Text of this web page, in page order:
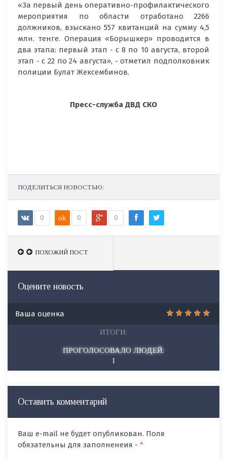
«За первый день оперативно-профилактического
мероприятия по области отработано 2266
должников, взыскано 557 квитанций на сумму 4,5
млн. тенге. Операция «Борышкер» проводится в
два этапа: первый этап - с 8 по 10 августа, второй
этап - с 22 по 24 августа», - отметил подполковник
полиции Булат Жексембинов.
Пресс-служба ДВД СКО
ПОДЕЛИТЬСЯ НОВОСТЬЮ:
0 ok 0 0
ПОХОЖИЙ ПОСТ
Оцените новость
Ваша оценка
ИТОГИ:
ПРОГОЛОСОВАЛО ЛЮДЕЙ:
1
Оставить комментарий
Ваш e-mail не будет опубликован. Поля
обязательны для заполненеия - *